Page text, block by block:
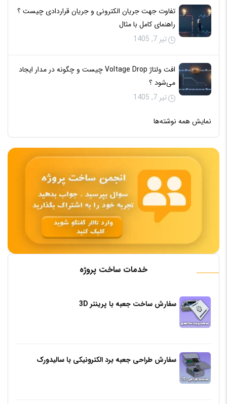
تفاوت جهت جریان الکترونی و جریان قراردادی چیست ؟
راهنمای کامل با مثال
تیر 7, 1405
افت ولتاژ Voltage Drop چیست و چگونه در مدار ایجاد
می‌شود ؟
تیر 7, 1405
نمایش همه نوشته‌ها
خدمات ساخت پروژه
سفارش ساخت جعبه با پرینتر 3D
سفارش طراحی جعبه برد الکترونیکی با سالیدورک